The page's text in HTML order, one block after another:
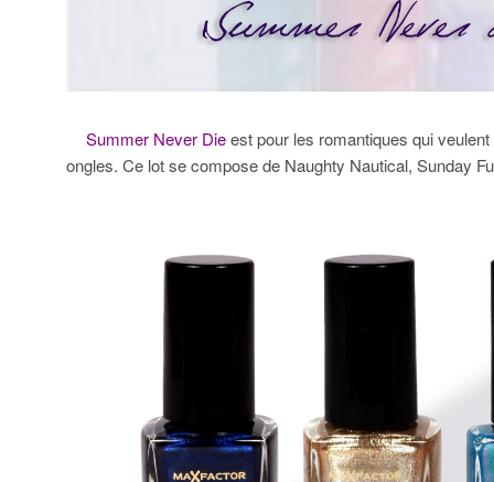
Summer Never Dieest pour les romantiques qui veulent
ongles. Ce lot se compose de Naughty Nautical, Sunday